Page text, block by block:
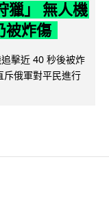
獵」 無人機
被炸傷
擊近 40 秒後被炸
斥俄軍對平民進行